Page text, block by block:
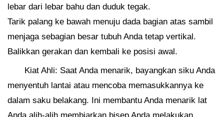
lebar dari lebar bahu dan duduk tegak.
Tarik palang ke bawah menuju dada bagian atas sambil
menjaga sebagian besar tubuh Anda tetap vertikal.
Balikkan gerakan dan kembali ke posisi awal.
Kiat Ahli: Saat Anda menarik, bayangkan siku Anda
menyentuh lantai atau mencoba memasukkannya ke
dalam saku belakang. Ini membantu Anda menarik lat